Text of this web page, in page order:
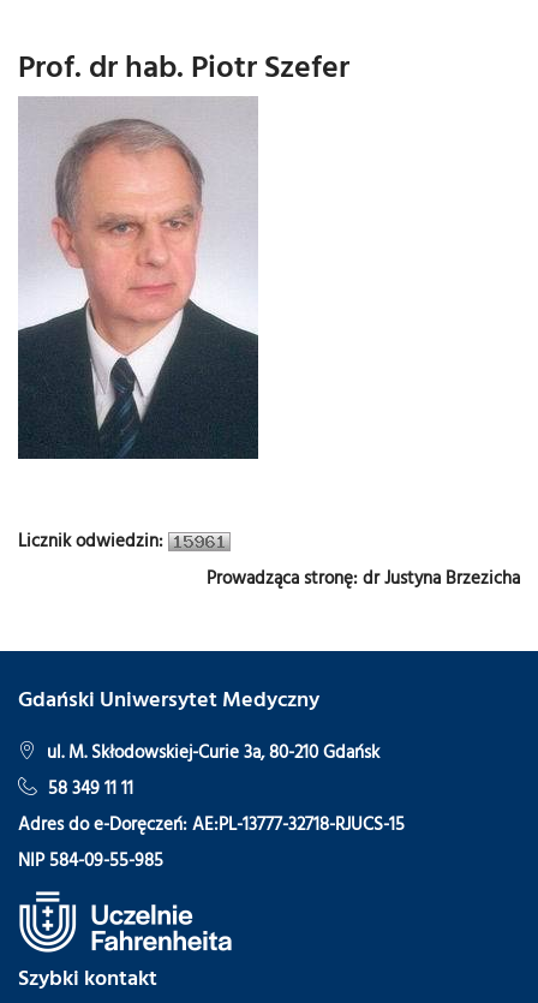
Prof. dr hab. Piotr Szefer
Licznik odwiedzin:
Prowadząca stronę: dr Justyna Brzezicha
Gdański Uniwersytet Medyczny
ul. M. Skłodowskiej-Curie 3a, 80-210 Gdańsk
58 349 11 11
Adres do e-Doręczeń: AE:PL-13777-32718-RJUCS-15
NIP 584-09-55-985
Szybki kontakt